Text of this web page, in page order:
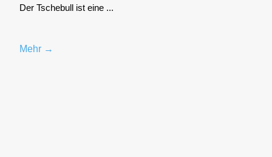
Der Tsche­bull ist eine ...
Mehr →